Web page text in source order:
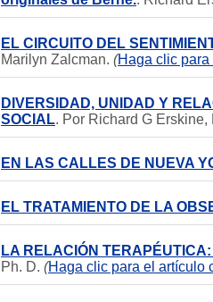
EL CIRCUITO DEL
Marilyn Zalcman. (Haga clic
DIVERSIDAD, UNIDAD Y
SOCIAL. Por Richard G Erskine,
EN LAS CALLES DE NUEVA
EL TRATAMIENTO DE LA
LA RELACIÓN
Ph. D. (Haga clic para el artículo